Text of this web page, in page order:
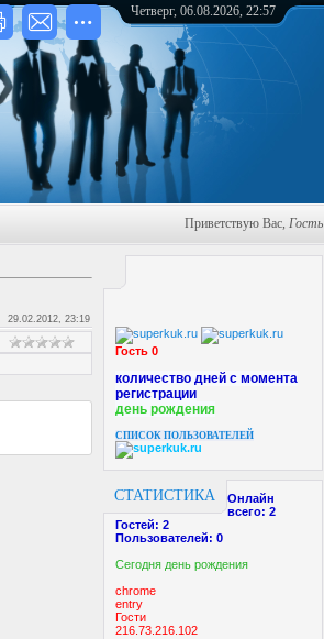
Четверг, 06.08.2026, 22:57
Приветствую Вас, Гость
Гость 0
количество дней с момента
регистрации
день рождения
СПИСОК ПОЛЬЗОВАТЕЛЕЙ
СТАТИСТИКА
Онлайн
всего: 2
Гостей: 2
Пользователей: 0
Cегодня день рождения
chrome
entry
Гости
216.73.216.102
29.02.2012, 23:19